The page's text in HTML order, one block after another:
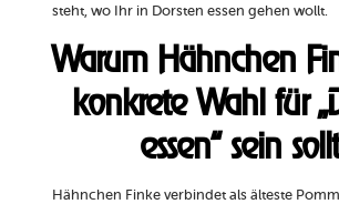
steht, wo Ihr in Dorsten essen gehen wollt.
Warum Hähnchen
konkrete Wahl für
essen“ sein
Hähnchen Finke verbindet als älteste